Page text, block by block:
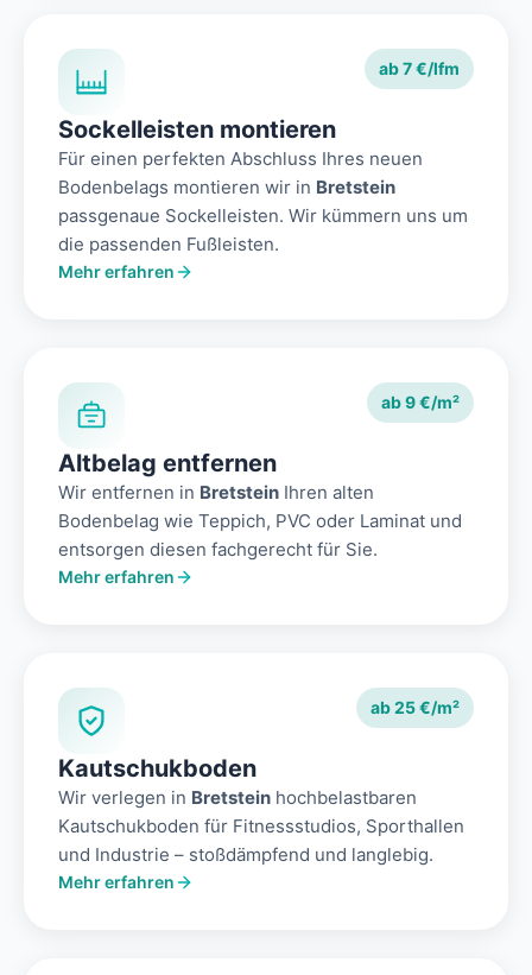
ab 7 €/lfm
Sockelleisten montieren
Für einen perfekten Abschluss Ihres neuen
Bodenbelags montieren wir in Bretstein
passgenaue Sockelleisten. Wir kümmern uns um
die passenden Fußleisten.
Mehr erfahren
ab 9 €/m²
Altbelag entfernen
Wir entfernen in Bretstein Ihren alten
Bodenbelag wie Teppich, PVC oder Laminat und
entsorgen diesen fachgerecht für Sie.
Mehr erfahren
ab 25 €/m²
Kautschukboden
Wir verlegen in Bretstein hochbelastbaren
Kautschukboden für Fitnessstudios, Sporthallen
und Industrie – stoßdämpfend und langlebig.
Mehr erfahren